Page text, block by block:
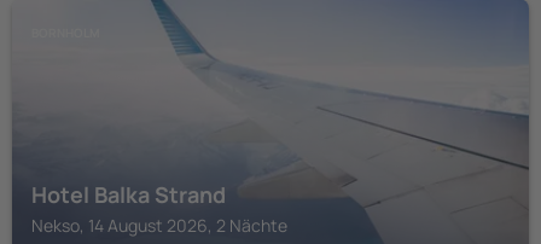
Hotel Balka Strand
Nekso, 14 August 2026, 2 Nächte